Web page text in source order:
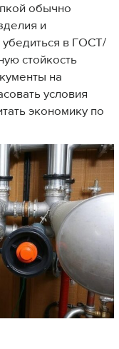
обычно
и
убедиться в ГОСТ/
стойкость
на
условия
экономику по